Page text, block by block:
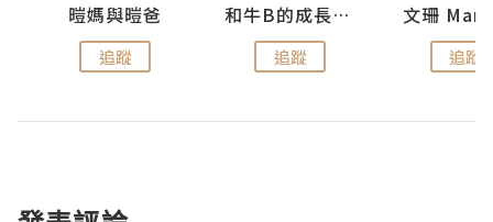
暟媽與暟爸
追蹤
和牛B的成長日記
追蹤
文珊
追蹤